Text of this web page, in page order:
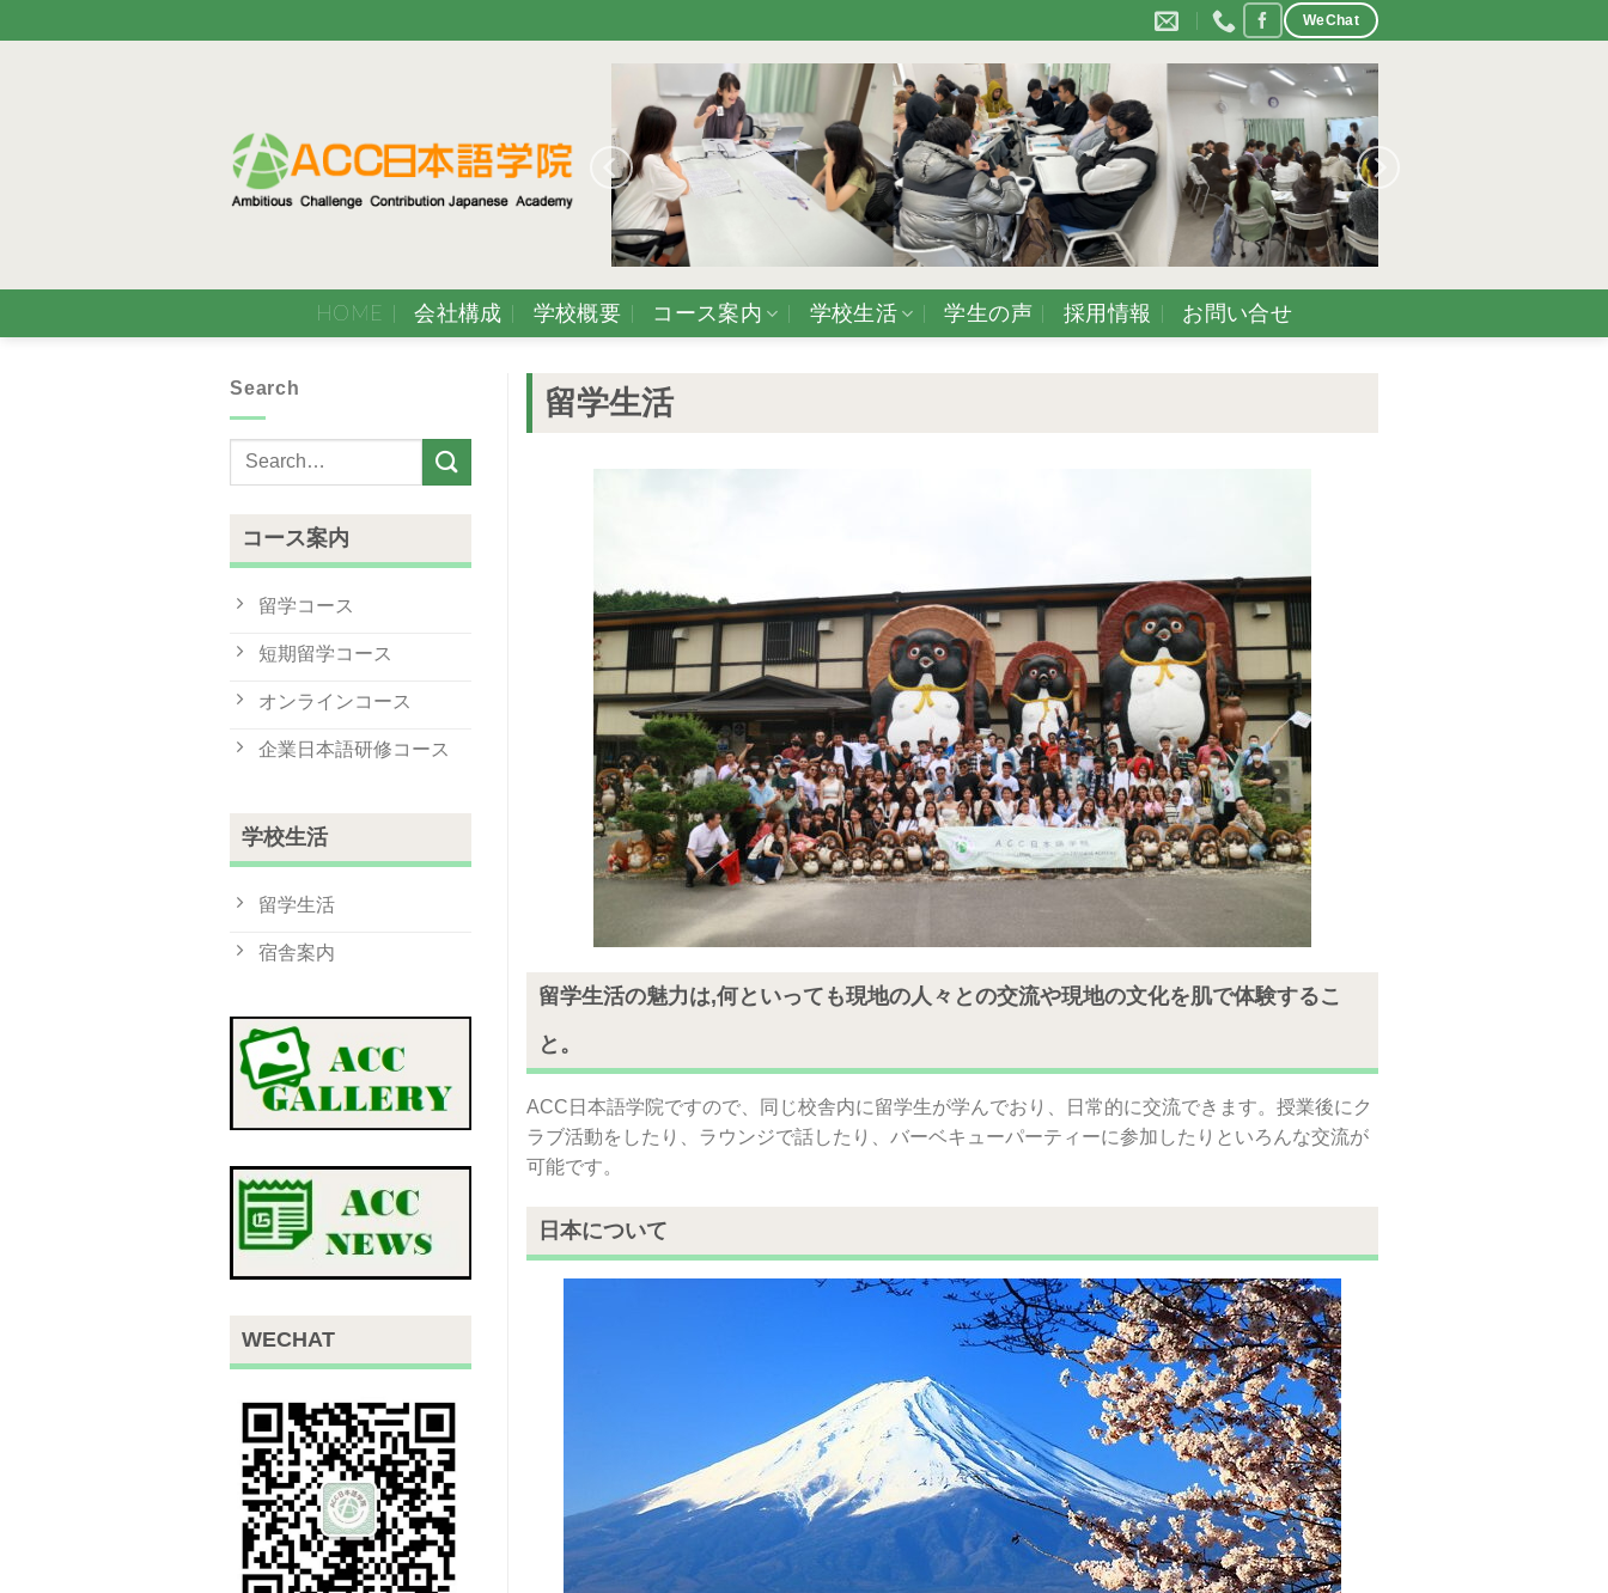
to
WeChat
HOME 会社構成 学校概要 コース案内 学校生活 学生の声 採用情報 お問い合せ
留学生活
留学生活の魅力は,何といっても現地の人々との交流や現地の文化を肌で体験するこ
と。
ACC日本語学院ですので、同じ校舎内に留学生が学んでおり、日常的に交流できます。授業後にク
ラブ活動をしたり、ラウンジで話したり、バーベキューパーティーに参加したりといろんな交流が
可能です。
日本について
Search
コース案内
留学コース
短期留学コース
オンラインコース
企業日本語研修コース
学校生活
留学生活
宿舎案内
WECHAT